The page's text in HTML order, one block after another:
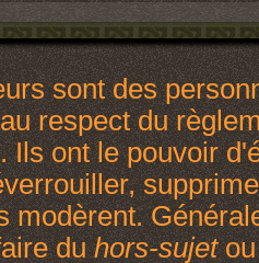
sont des
respect du
Ils ont le pouvoir
modèrent.
duhors-sujetou